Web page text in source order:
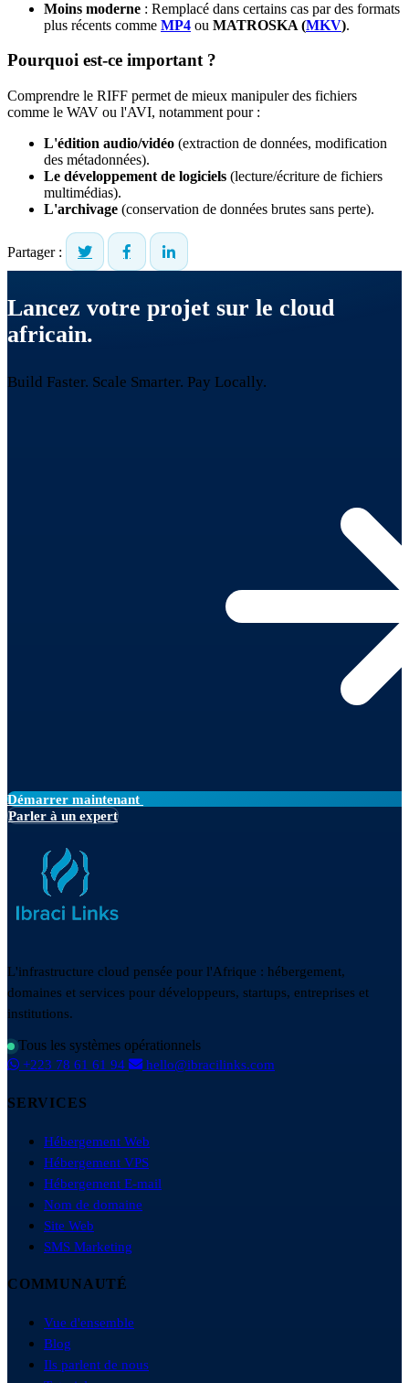
Moins moderne : Remplacé dans certains cas par des formats
plus récents comme MP4 ou MATROSKA (MKV).
Pourquoi est-ce important ?
Comprendre le RIFF permet de mieux manipuler des fichiers
comme le WAV ou l'AVI, notamment pour :
L'édition audio/vidéo (extraction de données, modification
des métadonnées).
Le développement de logiciels (lecture/écriture de fichiers
multimédias).
L'archivage (conservation de données brutes sans perte).
Partager :
Lancez votre projet sur le cloud
africain.
Build Faster. Scale Smarter. Pay Locally.
Démarrer maintenant
Parler à un expert
L'infrastructure cloud pensée pour l'Afrique : hébergement,
domaines et services pour développeurs, startups, entreprises et
institutions.
Tous les systèmes opérationnels
+223 78 61 61 94
hello@ibracilinks.com
SERVICES
Hébergement Web
Hébergement VPS
Hébergement E-mail
Nom de domaine
Site Web
SMS Marketing
COMMUNAUTÉ
Vue d'ensemble
Blog
Ils parlent de nous